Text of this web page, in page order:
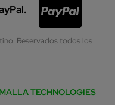
Reservados todos los
TECHNOLOGIES